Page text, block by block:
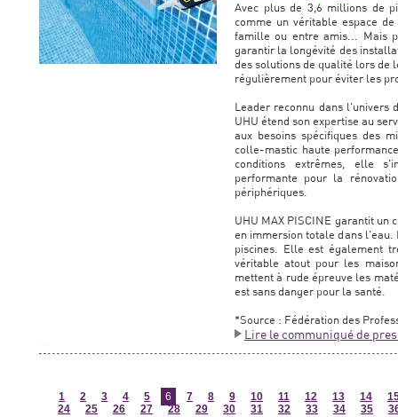
Avec plus de 3,6 millions de
comme un véritable espace
famille ou entre amis... Mais
garantir la longévité des
des solutions de qualité lors de
régulièrement pour éviter les
Leader reconnu dans l'univers
UHU étend son expertise au
aux besoins spécifiques des
colle-mastic haute
conditions extrêmes, elle
performante pour la
périphériques.
UHU MAX PISCINE garantit un
en immersion totale dans l'eau.
piscines. Elle est également
véritable atout pour les
mettent à rude épreuve les
est sans danger pour la santé.
*Source : Fédération des
Lire le communiqué de
1 2 3 4 5 6 7 8 9 10 11 12 13 14
24
25 26 27 28 29 30 31 32 33 34 35